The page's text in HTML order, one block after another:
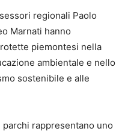
regionali Paolo
Marnati hanno
piemontesi nella
ambientale e nello
sostenibile e alle
rappresentano uno